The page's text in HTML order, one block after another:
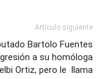
Artículo siguiente
Bartolo Fuentes
a su homóloga
Ortiz, pero le llama